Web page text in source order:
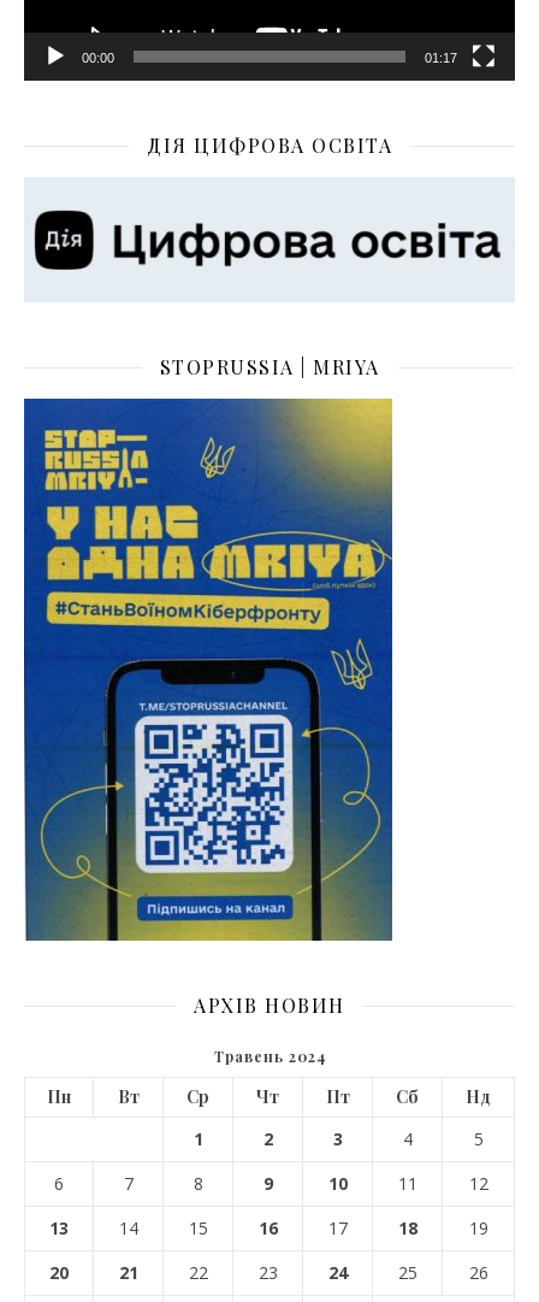
00:00 01:17
ДІЯ ЦИФРОВА ОСВІТА
STOPRUSSIA | MRIYA
АРХІВ НОВИН
Травень 2024
Пн Вт Ср Чт Пт Сб
Нд
1
2 3 4
5
6
7 8 9 10 11
12
13
14 15 16 17 18
19
20
21 22 23 24 25
26